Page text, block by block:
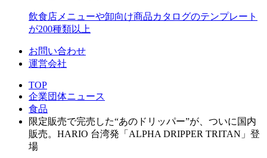
飲食店メニューや卸向け商品カタログのテンプレート
が200種類以上
お問い合わせ
運営会社
TOP
企業団体ニュース
食品
限定販売で完売した“あのドリッパー”が、ついに国内
販売。HARIO 台湾発「ALPHA DRIPPER TRITAN」登
場